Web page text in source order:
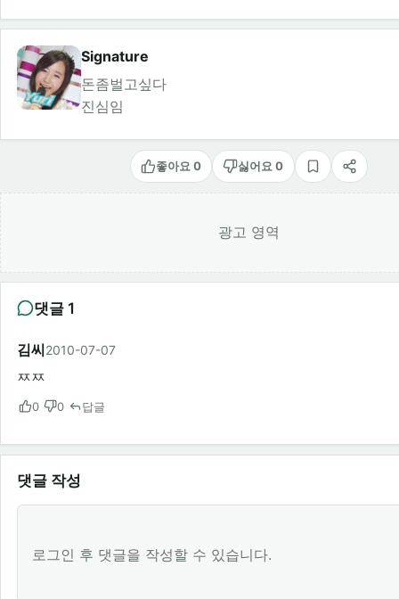
Signature
돈좀벌고싶다
진심임
좋아요 0 싫어요 0
스크랩공유
광고 영역
댓글 1
김씨2010-07-07
ㅉㅉ
0 0 답글
댓글 작성
로그인 후 댓글을 작성할 수 있습니다.